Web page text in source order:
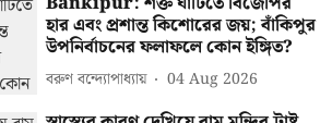
হার এবং প্রশান্ত কিশোরের জয়; বাঁকিপুর
উপনির্বাচনের ফলাফলে কোন ইঙ্গিত?
বরুণ বন্দ্যোপাধ্যায় 04 Aug 2026